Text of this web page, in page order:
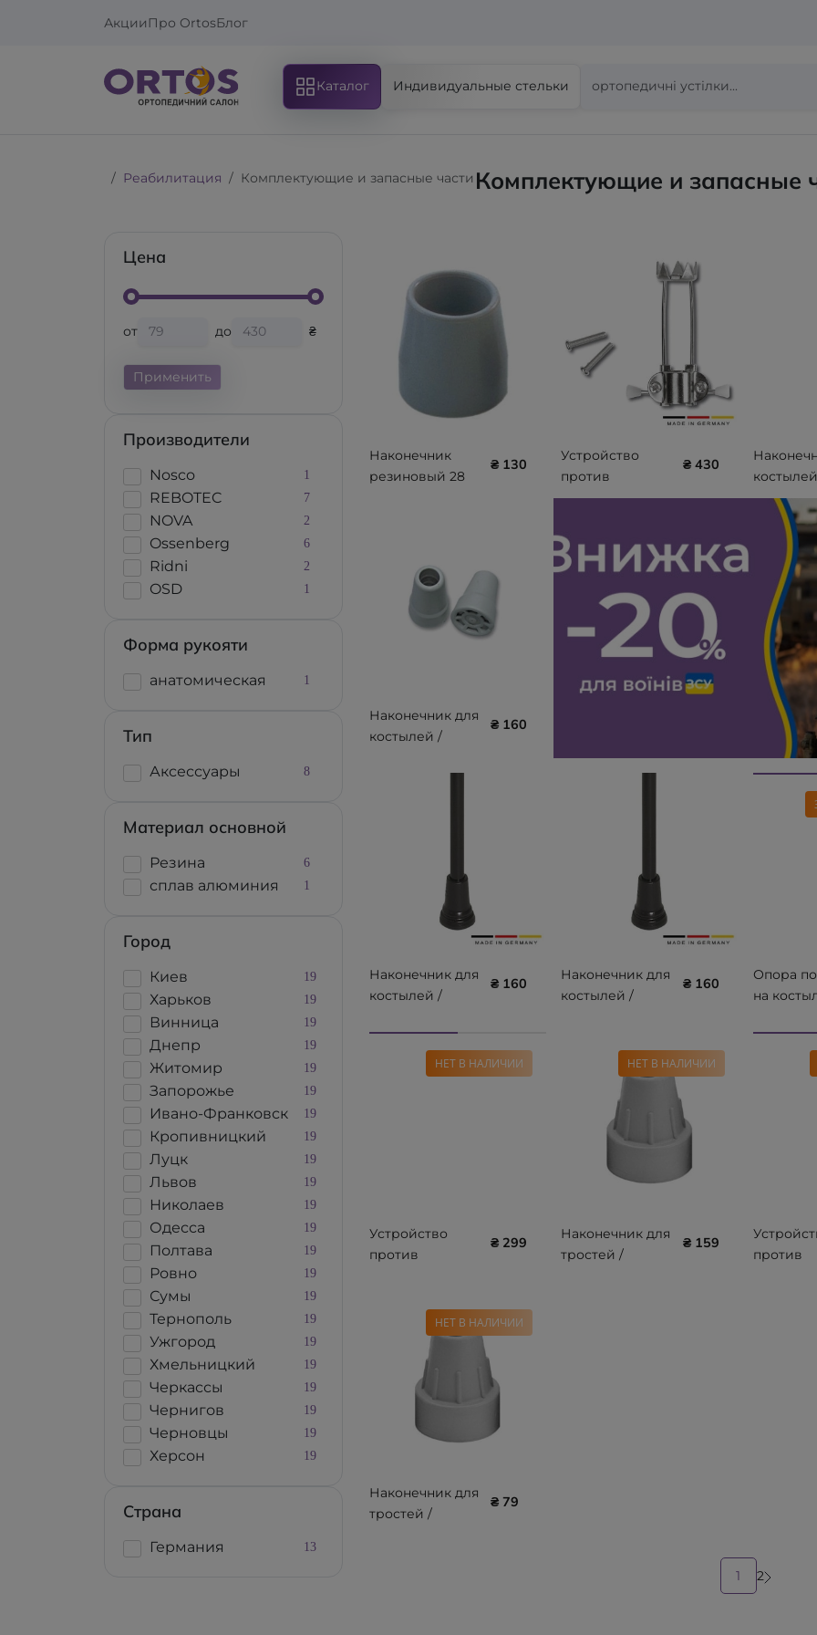
АкцииПро OrtosБлог
Каталог Индивидуальные стельки
Реабилитация Комплектующие и запасные части Комплектующие и запасные
Цена
от до ₴
Применить
Производители
Nosco 1
REBOTEC 7
NOVA 2
Ossenberg 6
Ridni 2
OSD 1
Форма рукояти
анатомическая 1
Тип
Аксессуары 8
Материал основной
Резина 6
сплав алюминия 1
Город
Киев 19
Харьков 19
Винница 19
Днепр 19
Житомир 19
Запорожье 19
Ивано-Франковск 19
Кропивницкий 19
Луцк 19
Львов 19
Николаев 19
Одесса 19
Полтава 19
Ровно 19
Сумы 19
Тернополь 19
Ужгород 19
Хмельницкий 19
Черкассы 19
Чернигов 19
Черновцы 19
Херсон 19
Страна
Германия 13
Наконечник
резиновый 28
₴ 130
Устройство
против
скольжения для
тростей
REBOTEC ICE-
₴ 430
тростей
200.10.00
Наконечник для
костылей /
REBOTEC 19 мм
₴ 160
Наконечник для
костылей /
REBOTEC 22 мм
200.10.20
₴ 160
Наконечник для
костылей /
₴ 160
Опора
на
мягкая
НЕТ В НАЛИЧИИ
Устройство
против
костылей
диаметром 16-21
мм Ossenberg
₴ 299
НЕТ В НАЛИЧИИ
Наконечник для
тростей /
₴ 159
против
НЕТ В НАЛИЧИИ
Наконечник для
тростей /
₴ 79
1 2